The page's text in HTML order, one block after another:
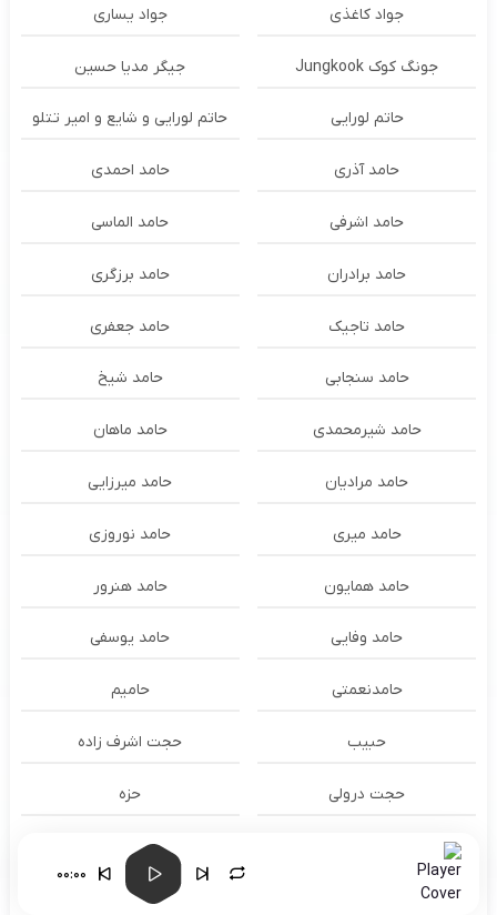
جواد کاغذی جواد یساری
جونگ کوک Jungkook جیگر مدیا حسین
حاتم لورایی حاتم لورایی و شایع و امیر تتلو
حامد آذری حامد احمدی
حامد اشرفی حامد الماسی
حامد برادران حامد برزگری
حامد تاجیک حامد جعفری
حامد سنجابی حامد شیخ
حامد شیرمحمدی حامد ماهان
حامد مرادیان حامد میرزایی
حامد میری حامد نوروزی
حامد همایون حامد هنرور
حامد وفایی حامد یوسفی
حامدنعمتی حامیم
حبیب حجت اشرف زاده
حجت درولی حزه
حسام الدین سراج
حسام الدین موسوی و طهمورث حسام حیدری
00:00